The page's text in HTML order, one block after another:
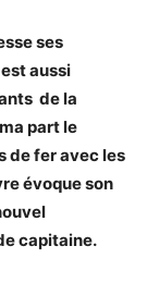
ses
aussi
de la
part le
de fer avec les
évoque son
capitaine.